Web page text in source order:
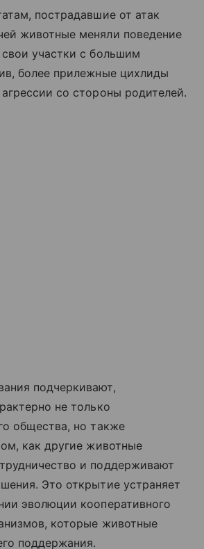
пострадавшие от атак
животные меняли поведение
участки с большим
более прилежные цихлиды
со стороны родителей.
подчеркивают,
не только
общества, но также
как другие животные
и поддерживают
Это открытие устраняет
эволюции кооперативного
которые животные
поддержания.